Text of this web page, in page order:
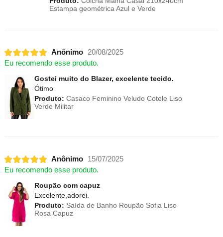
Estampa geométrica Azul e Verde
Anônimo 20/08/2025
Eu recomendo esse produto.
Gostei muito do Blazer, excelente tecido.
Ótimo
Produto: Casaco Feminino Veludo Cotele Liso
Verde Militar
Anônimo
15/07/2025
Eu recomendo esse produto.
Roupão com capuz
Excelente,adorei.
Produto: Saída de Banho Roupão Sofia Liso
Rosa Capuz